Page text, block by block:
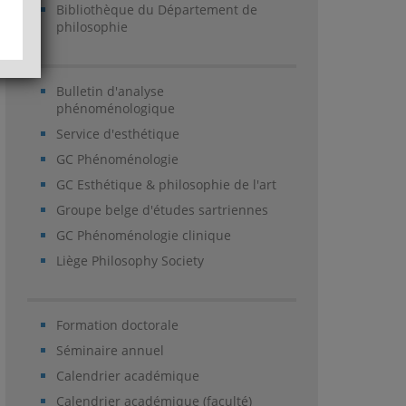
Bibliothèque du Département de
philosophie
Bulletin d'analyse
phénoménologique
Service d'esthétique
GC Phénoménologie
GC Esthétique & philosophie de l'art
Groupe belge d'études sartriennes
GC Phénoménologie clinique
Liège Philosophy Society
Formation doctorale
Séminaire annuel
Calendrier académique
Calendrier académique (faculté)